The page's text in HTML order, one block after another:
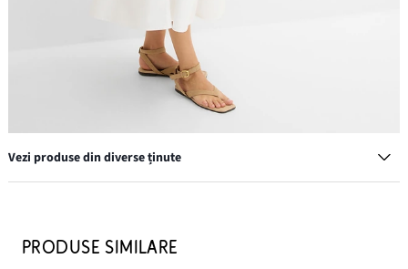
Vezi produse din diverse ținute
Ochelari de soare
PRODUSE SIMILARE